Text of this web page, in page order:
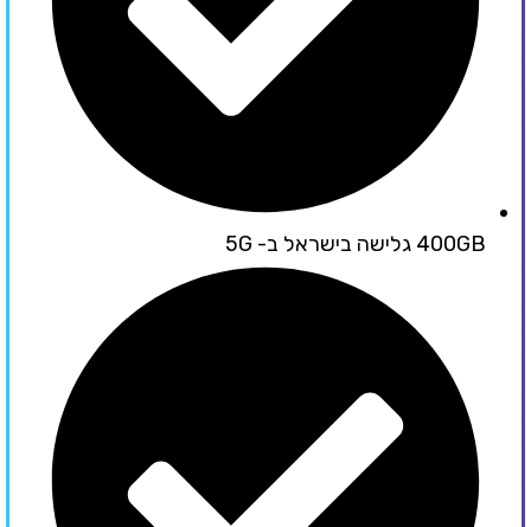
400GB גלישה בישראל ב- 5G